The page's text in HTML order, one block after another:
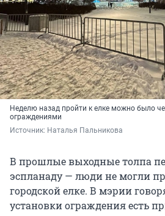
Неделю назад пройти к елке можно было
ограждениями
Источник: Наталья Пальникова
В прошлые выходные толпа
эспланаду — люди не могли
городской елке. В мэрии
установки ограждения есть